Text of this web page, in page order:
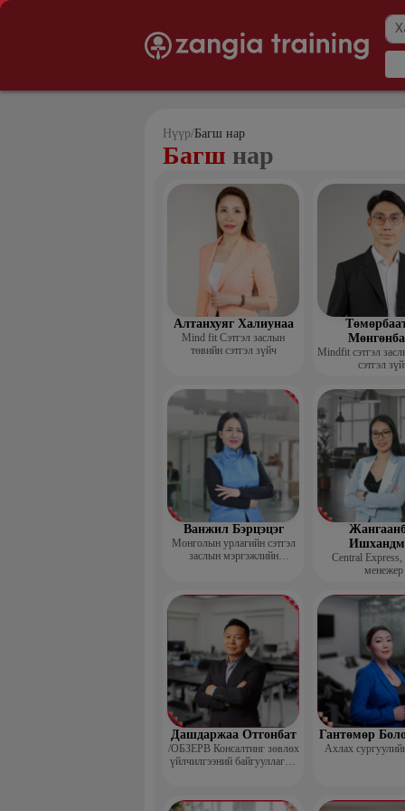
Нүүр/Багш нар
Багш нар
Алтанхуяг Халиунаа
Mind fit Сэтгэл заслын
төвийн сэтгэл зүйч
Mindfit сэтгэл
сэтгэл
Ванжил Бэрцэцэг
Монголын урлагийн сэтгэл
заслын мэргэжлийн
Central Express,
менежер
Дашдаржаа Отгонбат
/ОБЗЕРВ Консалтинг зөвлөх
үйлчилгээний байгууллагын
Гантөмөр
Ахлах